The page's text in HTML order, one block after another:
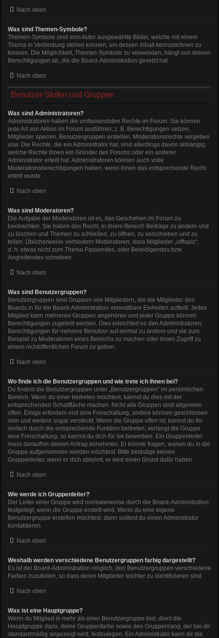
Nach oben
Was sind Themen-Symbole?
Themen-Symbole sind vom Autor ausgewählte Bilder, welche mit einem
Thema in Verbindung stehen können, um dessen Inhalt kennzeichnen zu
können. Die Möglichkeit, Themen-Symbole zu verwenden, hängt von deinen
Berechtigungen ab, die die Board-Administration gesetzt hat.
Nach oben
Benutzer-Stufen und Gruppen
Was sind Administratoren?
Administratoren haben die umfassendsten Rechte im Forum. Sie können
jede Art von Aktion im Forum ausführen; z. B. Berechtigungen setzen,
Mitglieder sperren, Benutzergruppen erstellen, Moderationsrechte vergeben
usw. Die Rechte, die ein Administrator hat, sind allerdings davon abhängig,
welche Rechte ihnen ein Gründer des Forums oder ein anderer
Administrator erteilt hat. Administratoren können auch volle
Moderationsberechtigungen haben, wenn ihnen das entsprechende Recht
erteilt wurde.
Nach oben
Was sind Moderatoren?
Die Aufgabe der Moderatoren ist es, das Geschehen im Forum zu
beobachten. Sie haben das Recht, in ihrem Bereich Beiträge zu ändern und
zu löschen und Themen zu schließen, zu öffnen, zu verschieben und zu
teilen. Üblicherweise verhindern Moderatoren, dass Mitglieder „offtopic“,
d. h. etwas nicht zum Thema Passendes, oder Beleidigendes bzw.
Angreifendes schreiben.
Nach oben
Was sind Benutzergruppen?
Benutzergruppen sind Gruppen von Mitgliedern, die die Mitglieder des
Boards in für die Board-Administration verwaltbare Einheiten aufteilt. Jedes
Mitglied kann mehreren Gruppen angehören und jeder Gruppe können
Berechtigungen zugeteilt werden. Dies erleichtert es den Administratoren,
Berechtigungen für mehrere Benutzer auf einmal zu ändern und sie zum
Beispiel zu Moderatoren eines Bereichs zu machen oder ihnen Zugriff zu
einem nichtöffentlichen Forum zu geben.
Nach oben
Wo finde ich die Benutzergruppen und wie trete ich ihnen bei?
Du findest die Benutzergruppen unter „Benutzergruppen“ im persönlichen
Bereich. Wenn du einer beitreten möchtest, kannst du dies mit der
entsprechenden Schaltfläche machen. Nicht alle Gruppen sind allgemein
offen. Einige erfordern erst eine Freischaltung, andere können geschlossen
sein und weitere sogar versteckt. Wenn die Gruppe offen ist, kannst du ihr
einfach durch die entsprechende Funktion beitreten; verlangt die Gruppe
eine Freischaltung, so kannst du dich für sie bewerben. Ein Gruppenleiter
muss daraufhin deinen Antrag annehmen. Er könnte fragen, warum du in die
Gruppe aufgenommen werden möchtest. Bitte belästige keinen
Gruppenleiter, wenn er dich ablehnt, er wird einen Grund dafür haben.
Nach oben
Wie werde ich Gruppenleiter?
Der Leiter einer Gruppe wird normalerweise durch die Board-Administration
festgelegt, wenn die Gruppe erstellt wird. Wenn du eine eigene
Benutzergruppe erstellen möchtest, dann solltest du einen Administrator
kontaktieren.
Nach oben
Weshalb werden verschiedene Benutzergruppen farbig dargestellt?
Es ist der Board-Administration möglich, den Benutzergruppen verschiedene
Farben zuzuteilen, so dass deren Mitglieder leichter zu identifizieren sind.
Nach oben
Was ist eine Hauptgruppe?
Wenn du Mitglied in mehr als einer Benutzergruppe bist, dient die
Hauptgruppe dazu, deine Gruppenfarbe sowie den Gruppenrang, der bei dir
standardmäßig angezeigt wird, festzulegen. Ein Administrator kann dir die